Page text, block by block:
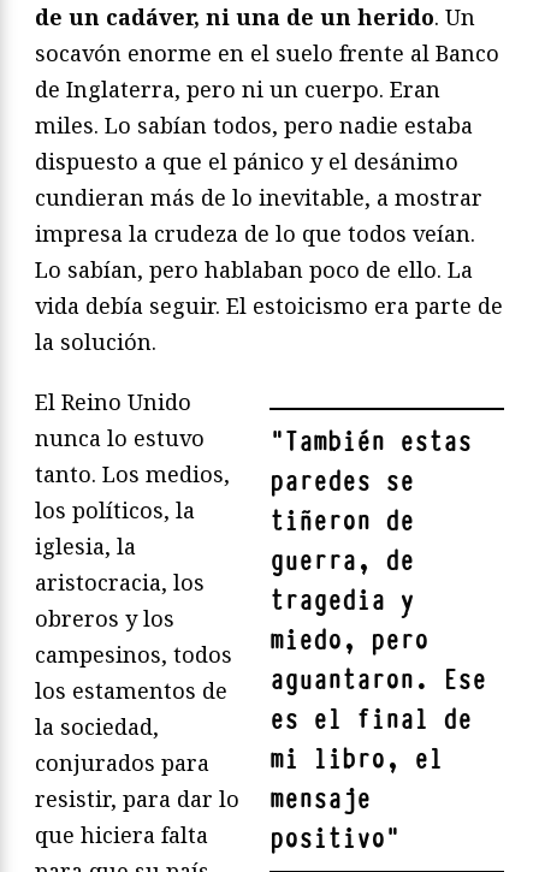
de un cadáver, ni una de un herido. Un
socavón enorme en el suelo frente al Banco
de Inglaterra, pero ni un cuerpo. Eran
miles. Lo sabían todos, pero nadie estaba
dispuesto a que el pánico y el desánimo
cundieran más de lo inevitable, a mostrar
impresa la crudeza de lo que todos veían.
Lo sabían, pero hablaban poco de ello. La
vida debía seguir. El estoicismo era parte de
la solución.
"También estas
paredes se
tiñeron de
guerra, de
tragedia y
miedo, pero
aguantaron. Ese
es el final de
mi libro, el
mensaje
positivo"
El Reino Unido
nunca lo estuvo
tanto. Los medios,
los políticos, la
iglesia, la
aristocracia, los
obreros y los
campesinos, todos
los estamentos de
la sociedad,
conjurados para
resistir, para dar lo
que hiciera falta